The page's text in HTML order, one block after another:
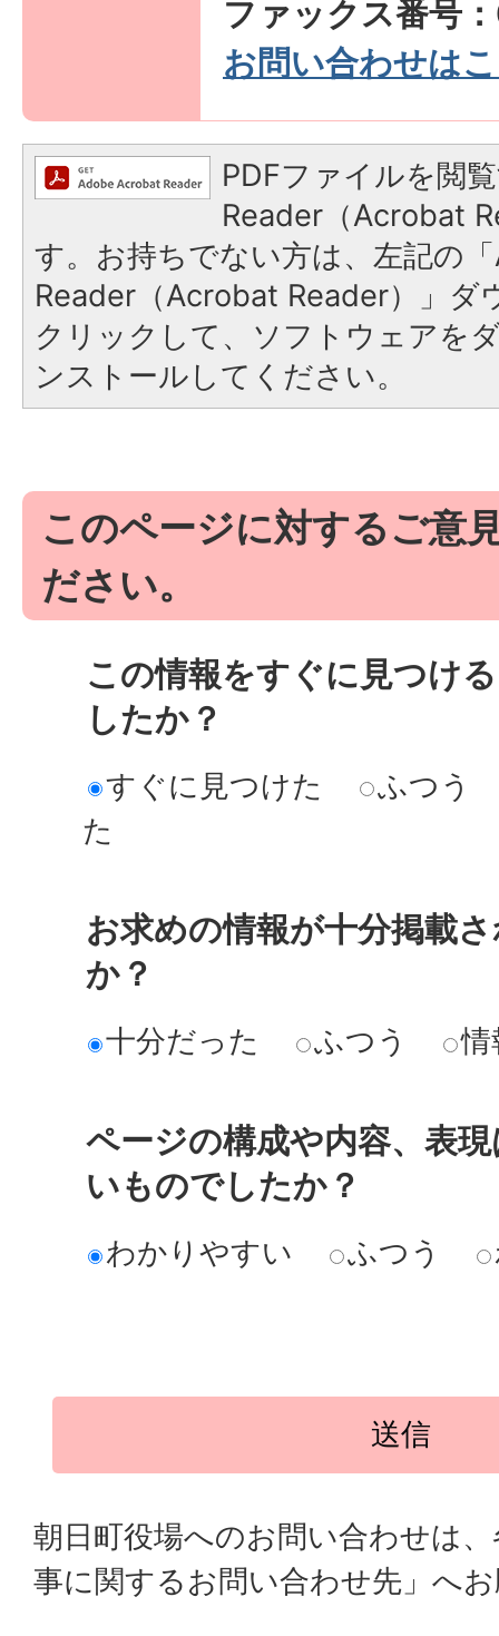
ファックス番号
お問い合わせは
PDFファイルを閲
Reader（Acrobat
す。お持ちでない方は、左記の
Reader（Acrobat Reader）」ダ
クリックして、ソフトウェアを
ンストールしてください。
このページに対するご意
ださい。
この情報をすぐに見つけ
したか？
すぐに見つけた
ふつう
た
お求めの情報が十分掲載
か？
十分だった ふつう 情
ページの構成や内容、表
いものでしたか？
わかりやすい ふつう
朝日町役場へのお問い合わせは
事に関するお問い合わせ先」へ